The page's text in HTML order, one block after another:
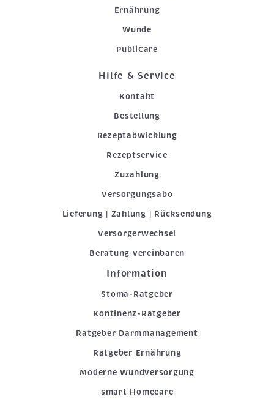
Ernährung
Wunde
PubliCare
Hilfe & Service
Kontakt
Bestellung
Rezeptabwicklung
Rezeptservice
Zuzahlung
Versorgungsabo
Lieferung | Zahlung | Rücksendung
Versorgerwechsel
Beratung vereinbaren
Information
Stoma-Ratgeber
Kontinenz-Ratgeber
Ratgeber Darmmanagement
Ratgeber Ernährung
Moderne Wundversorgung
smart Homecare